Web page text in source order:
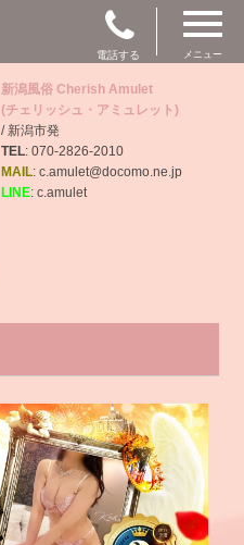
電話する メニュー
新潟風俗 Cherish Amulet
(チェリッシュ・アミュレット)
/ 新潟市発
TEL: 070-2826-2010
MAIL: c.amulet@docomo.ne.jp
LINE: c.amulet